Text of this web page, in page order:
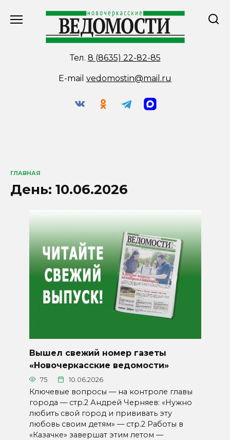
Тел. 8 (8635) 22-82-85
E-mail vedomostin@mail.ru
ГЛАВНАЯ
День: 10.06.2026
Вышел свежий номер газеты
«Новочеркасские ведомости»
75 10.06.2026
Ключевые вопросы — на контроле главы
города — стр.2 Андрей Черняев: «Нужно
любить свой город и прививать эту
любовь своим детям» — стр.2 Работы в
«Казачке» завершат этим летом —